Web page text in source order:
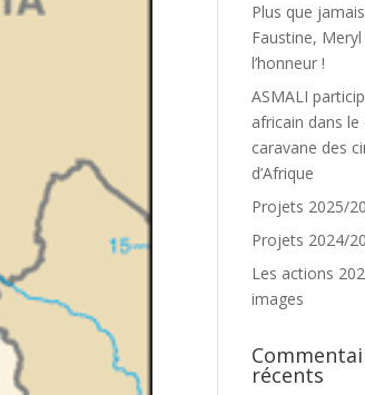
Plus que
Faustine,
l’honneur !
ASMALI
africain dans le
caravane des
d’Afrique
Projets 2025/
Projets 2024/
Les actions
images
récents